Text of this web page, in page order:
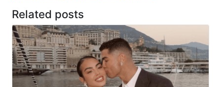
Related posts